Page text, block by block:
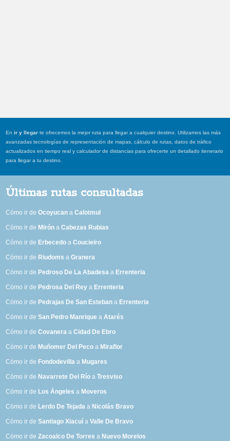
Enir y llegar te ofrecemos la mejor ruta para llegar a cualquier destino. Utilizamos las más
avanzadas tecnologías de representación de mapas, cálculo de rutas, datos de tráfico
actualizados en tiempo real y calculador de distancias para ofrecerte un detallado itenerario
para llegar a tu destino.
Últimas rutas consultadas
Cómo ir deOcoyucan aCalotmul
Cómo ir de Mirón aCabezas Rubias
Cómo ir de Erbecedo aCoucieiro
Cómo ir de Riudoms aGranera
Cómo ir de Pedroso De La Abadesa a Errenteria
Cómo ir de Pedrosa Del Rey a Errenteria
Cómo ir de Pedrajas De San Esteban a Errenteria
Cómo ir deSan Pedro Manrique aAtarés
Cómo ir deCovanera aCidad De Ebro
Cómo ir de Muñomer Del Peco a Miraflor
Cómo ir de Fondodevilla a Mugares
Cómo ir de Navarrete Del Río aTresviso
Cómo ir de Los Ángeles a Moveros
Cómo ir de Lerdo De Tejada a Nicolás Bravo
Cómo ir deSantiago Xiacuí aValle De Bravo
Cómo ir deZacoalco De Torres a Nuevo Morelos